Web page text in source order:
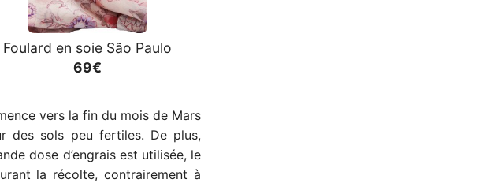
Foulard en soie São Paulo
69€
vers la fin du mois de Mars
des sols peu fertiles. De plus,
dose d’engrais est utilisée, le
la récolte, contrairement à